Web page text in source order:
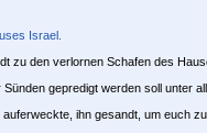
Israel.
zu den verlornen Schafen des
gepredigt werden soll unter
ihn gesandt, um euch